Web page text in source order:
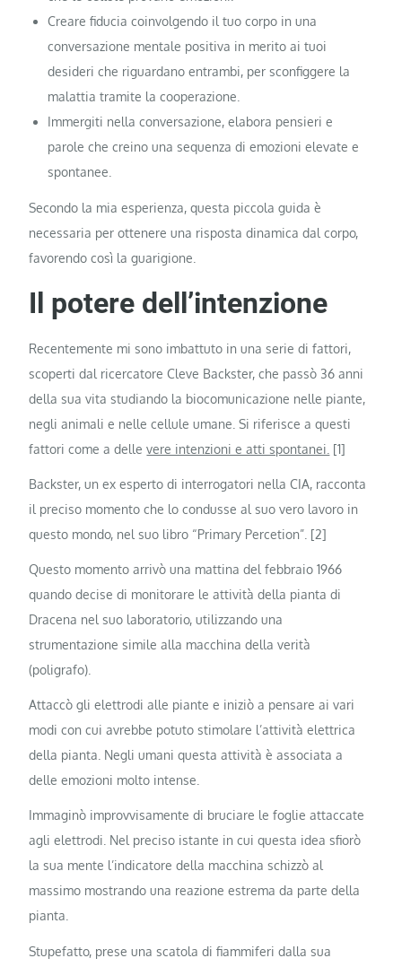
Creare fiducia coinvolgendo il tuo corpo in una
conversazione mentale positiva in merito ai tuoi
desideri che riguardano entrambi, per sconfiggere la
malattia tramite la cooperazione.
Immergiti nella conversazione, elabora pensieri e
parole che creino una sequenza di emozioni elevate e
spontanee.
Secondo la mia esperienza, questa piccola guida è
necessaria per ottenere una risposta dinamica dal corpo,
favorendo così la guarigione.
Il potere dell’intenzione
Recentemente mi sono imbattuto in una serie di fattori,
scoperti dal ricercatore Cleve Backster, che passò 36 anni
della sua vita studiando la biocomunicazione nelle piante,
negli animali e nelle cellule umane. Si riferisce a questi
fattori come a dellevere intenzioni e atti spontanei. [1]
Backster, un ex esperto di interrogatori nella CIA, racconta
il preciso momento che lo condusse al suo vero lavoro in
questo mondo, nel suo libro “Primary Percetion”. [2]
Questo momento arrivò una mattina del febbraio 1966
quando decise di monitorare le attività della pianta di
Dracena nel suo laboratorio, utilizzando una
strumentazione simile alla macchina della verità
(poligrafo).
Attaccò gli elettrodi alle piante e iniziò a pensare ai vari
modi con cui avrebbe potuto stimolare l’attività elettrica
della pianta. Negli umani questa attività è associata a
delle emozioni molto intense.
Immaginò improvvisamente di bruciare le foglie attaccate
agli elettrodi. Nel preciso istante in cui questa idea sfiorò
la sua mente l’indicatore della macchina schizzò al
massimo mostrando una reazione estrema da parte della
pianta.
Stupefatto, prese una scatola di fiammiferi dalla sua